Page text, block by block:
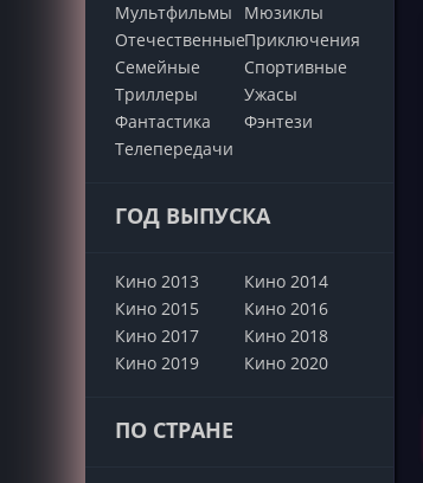
Мультфильмы
Мюзиклы
ОтечественныеПриключения
Семейные
Cпортивные
Триллеры
Ужасы
Фантастика
Фэнтези
Телепередачи
ГОД ВЫПУСКА
Кино 2013
Кино 2014
Кино 2015
Кино 2016
Кино 2017
Кино 2018
Кино 2019
Кино 2020
ПО СТРАНЕ